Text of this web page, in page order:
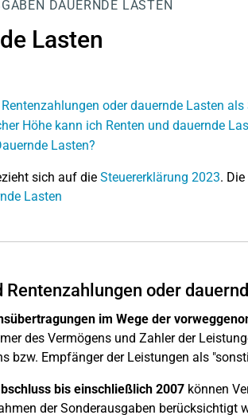
DAUERNDE LASTEN
Lasten
oder dauernde Lasten
Höhe kann ich Renten und dauernde
Lasten?
sich auf die Steuererklärung 2023.
Lasten
Rentenzahlungen oder
im Wege der
des Vermögens und Zahler der
bzw. Empfänger der Leistungen als
bis einschließlich 2007können
der Sonderausgaben berücksichtigt